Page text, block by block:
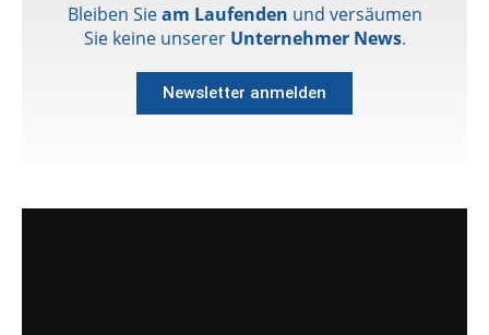
Bleiben Sieam Laufenden und versäumen
Sie keine unserer Unternehmer News.
Newsletter anmelden